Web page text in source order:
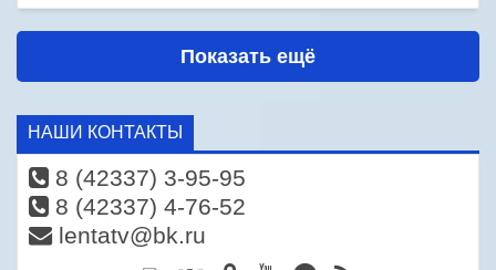
Показать ещё
НАШИ КОНТАКТЫ
8 (42337) 3-95-95
8 (42337) 4-76-52
lentatv@bk.ru